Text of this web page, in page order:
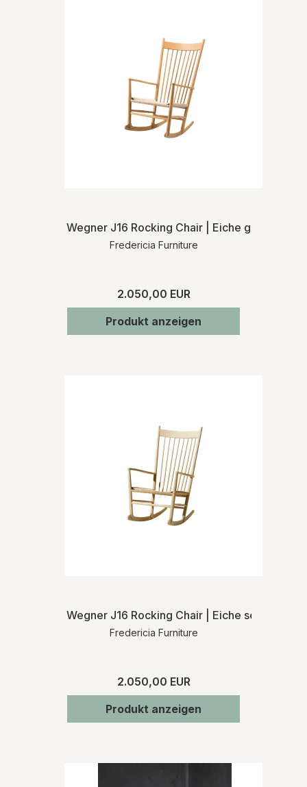
Wegner J16 Rocking Chair | Eiche geölt | MH
Fredericia Furniture
2.050,00 EUR
Produkt anzeigen
Wegner J16 Rocking Chair | Eiche seife | MH
Fredericia Furniture
2.050,00 EUR
Produkt anzeigen